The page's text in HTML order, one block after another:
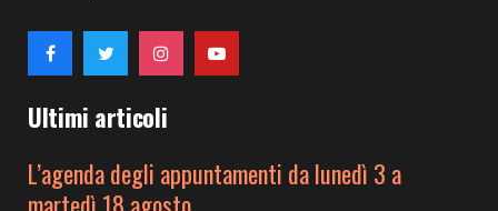
Ultimi articoli
L’agenda degli appuntamenti da lunedì 3 a